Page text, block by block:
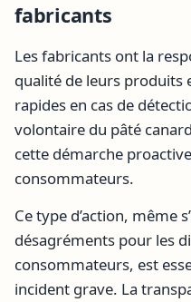
fabricants
Les fabricants ont la
qualité de leurs produits
rapides en cas de
volontaire du pâté
cette démarche
consommateurs.
Ce type d’action, même
désagréments pour les
consommateurs, est
incident grave. La